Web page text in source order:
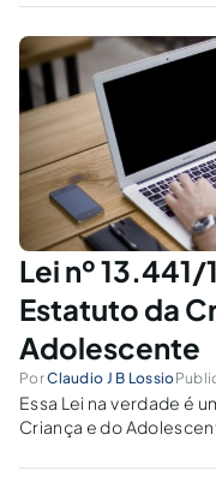
identificados.
Lei nº
Estatuto da
Adolescente
PorClaudio J B Lossio
Essa Lei na verdade é
Criança e do
investigação de crimes